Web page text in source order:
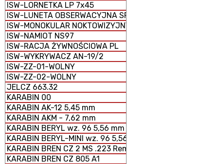
ISW-LORNETKA LP 7x45
ISW-LUNETA OBSERWACYJNA SPOTTER 60
ISW-MONOKULAR NOKTOWIZYJNY MU-3M KOLIBER
ISW-NAMIOT NS97
ISW-RACJA ŻYWNOŚCIOWA PL
ISW-WYKRYWACZ AN-19/2
ISW-ZZ-01-WOLNY
ISW-ZZ-02-WOLNY
JELCZ 663.32
KARABIN 00
KARABIN AK-12 5,45 mm
KARABIN AKM - 7,62 mm
KARABIN BERYL wz. 96 5,56 mm SZTURMOWY
KARABIN BERYL-MINI wz. 96 5,56 mm SZTURMOWY
KARABIN BREN CZ 2 MS .223 Rem.
KARABIN BREN CZ 805 A1